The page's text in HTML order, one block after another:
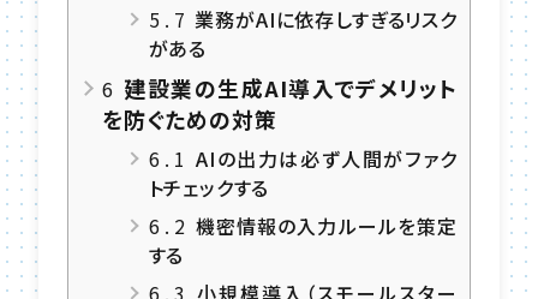
5.7 業務がAIに依存しすぎるリスク
がある
6 建設業の生成AI導入でデメリット
を防ぐための対策
6.1 AIの出力は必ず人間がファク
トチェックする
6.2 機密情報の入力ルールを策定
する